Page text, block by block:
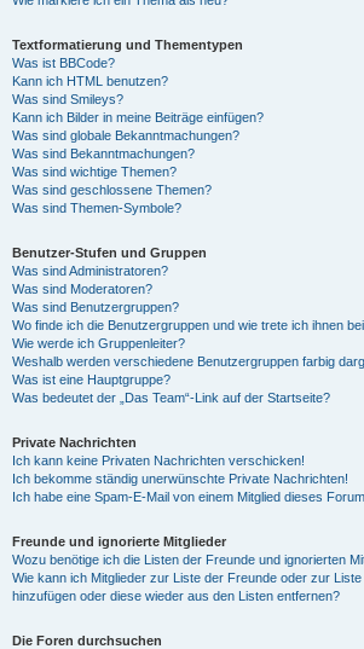
Textformatierung und Thementypen
Was ist BBCode?
Kann ich HTML benutzen?
Was sind Smileys?
Kann ich Bilder in meine Beiträge einfügen?
Was sind globale Bekanntmachungen?
Was sind Bekanntmachungen?
Was sind wichtige Themen?
Was sind geschlossene Themen?
Was sind Themen-Symbole?
Benutzer-Stufen und Gruppen
Was sind Administratoren?
Was sind Moderatoren?
Was sind Benutzergruppen?
Wo finde ich die Benutzergruppen und wie trete ich ihnen
Wie werde ich Gruppenleiter?
Weshalb werden verschiedene Benutzergruppen farbig
Was ist eine Hauptgruppe?
Was bedeutet der „Das Team“-Link auf der Startseite?
Private Nachrichten
Ich kann keine Privaten Nachrichten verschicken!
Ich bekomme ständig unerwünschte Private Nachrichten!
Ich habe eine Spam-E-Mail von einem Mitglied dieses
Freunde und ignorierte Mitglieder
Wozu benötige ich die Listen der Freunde und ignorierten
Wie kann ich Mitglieder zur Liste der Freunde oder zur
hinzufügen oder diese wieder aus den Listen entfernen?
Die Foren durchsuchen